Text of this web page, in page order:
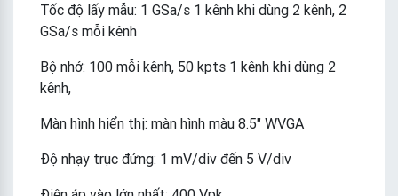
Tốc độ lấy mẫu: 1 GSa/s 1 kênh khi dùng 2 kênh, 2
GSa/s mỗi kênh
Bộ nhớ: 100 mỗi kênh, 50 kpts 1 kênh khi dùng 2
kênh,
Màn hình hiển thị: màn hình màu 8.5″ WVGA
Độ nhạy trục đứng: 1 mV/div đến 5 V/div